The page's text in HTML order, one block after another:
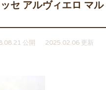
セ アルヴィエロ マル
公開
2025.02.06 更新